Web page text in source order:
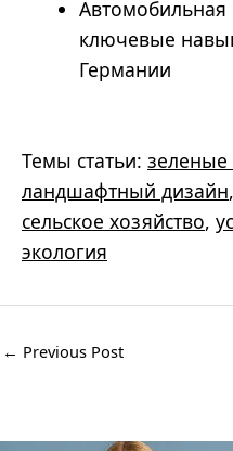
ключевые
Германии
Темы статьи: зеленые
ландшафтный дизайн,
сельское хозяйство,
экология
← Previous Post